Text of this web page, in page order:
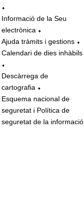
Informació de la Seu
electrònica
Ajuda tràmits i gestions
Calendari de dies inhàbils
Descàrrega de
cartografia
Esquema nacional de
seguretat i Política de
seguretat de la informació